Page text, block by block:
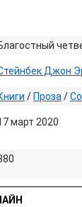
Джон
/ Проза /
март 2020